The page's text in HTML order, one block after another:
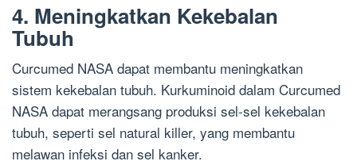
4. Meningkatkan Kekebalan
Tubuh
Curcumed NASA dapat membantu meningkatkan
sistem kekebalan tubuh. Kurkuminoid dalam Curcumed
NASA dapat merangsang produksi sel-sel kekebalan
tubuh, seperti sel natural killer, yang membantu
melawan infeksi dan sel kanker.